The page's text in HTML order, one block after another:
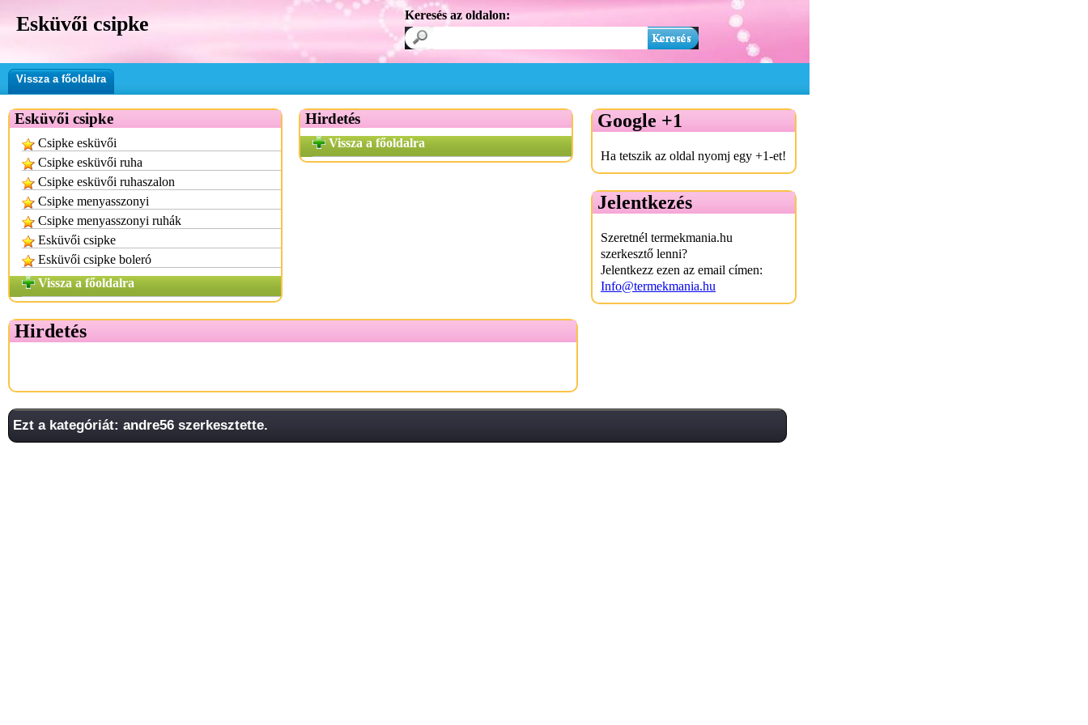
Esküvői csipke Keresés az oldalon:
Vissza a főoldalra
Esküvői csipke
Csipke esküvői
Csipke esküvői ruha
Csipke esküvői ruhaszalon
Csipke menyasszonyi
Csipke menyasszonyi ruhák
Esküvői csipke
Esküvői csipke boleró
Vissza a főoldalra
Hirdetés
Vissza a főoldalra
Hirdetés
Google +1
Ha tetszik az oldal nyomj egy +1-et!
Jelentkezés
Szeretnél termekmania.hu
szerkesztő lenni?
Jelentkezz ezen az email címen:
Info@termekmania.hu
Ezt a kategóriát: andre56 szerkesztette.